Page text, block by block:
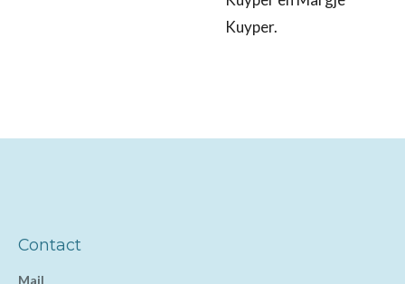
Kuyper.
Contact
Mail